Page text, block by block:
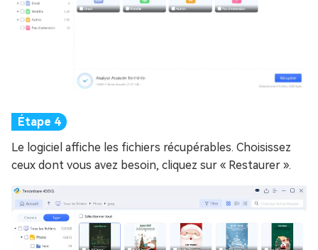
Le logiciel affiche les fichiers récupérables. Choisissez
ceux dont vous avez besoin, cliquez sur « Restaurer ».